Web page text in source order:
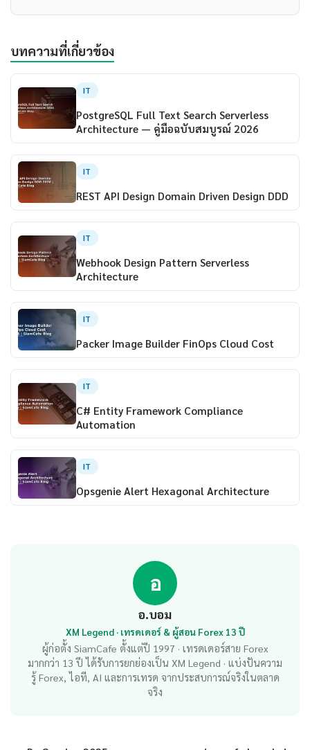
บทความที่เกี่ยวข้อง
IT
PostgreSQL Full Text Search Serverless
Architecture — คู่มือฉบับสมบูรณ์ 2026
IT
REST API Design Domain Driven Design DDD
IT
Webhook Design Pattern Serverless
Architecture
IT
Packer Image Builder FinOps Cloud Cost
IT
C# Entity Framework Compliance
Automation
IT
Opsgenie Alert Hexagonal Architecture
อ
อ.บอม
XM Legend · เทรดเดอร์ & ผู้สอน Forex 13 ปี
ผู้ก่อตั้ง SiamCafe ตั้งแต่ปี 1997 · เทรดเดอร์สาย Forex
มากกว่า 13 ปี ได้รับการยกย่องเป็น XM Legend · แบ่งปันความ
รู้ Forex, ไอที, AI และการเทรด จากประสบการณ์จริงในตลาด
จริง